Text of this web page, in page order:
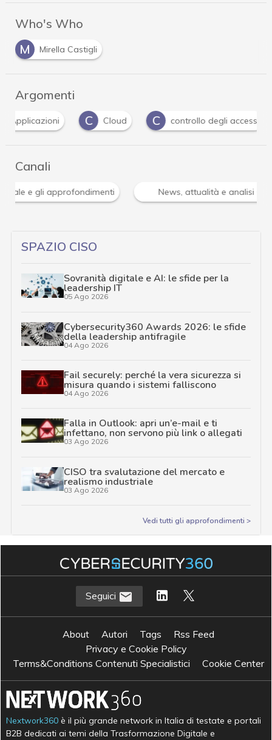
Who's Who
M
Mirella Castigli
Argomenti
C
Cloud C controllo degli accessi D Dpo
Canali
Attacchi hacker e Malware: le ultime news in tempo
SPAZIO CISO
Sovranità digitale e AI: le sfide per la
leadership IT
05 Ago 2026
Cybersecurity360 Awards 2026: le sfide
della leadership antifragile
04 Ago 2026
Fail securely: perché la vera sicurezza si
misura quando i sistemi falliscono
04 Ago 2026
Falla in Outlook: apri un’e-mail e ti
infettano, non servono più link o allegati
03 Ago 2026
CISO tra svalutazione del mercato e
realismo industriale
03 Ago 2026
Vedi tutti gli approfondimenti >
Seguici
About Autori Tags
Rss Feed
Privacy e Cookie Policy
Terms&Conditions Contenuti Specialistici
Cookie Center
Nextwork360 è il più grande network in Italia di testate e portali
B2B dedicati ai temi della Trasformazione Digitale e